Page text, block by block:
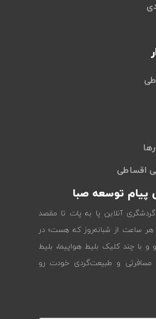
اقساطی
پیام توسعه صبا
آنلاین پا به پات تا مقصد
هر ساعت از شبانه‌روز که هست؛ در
با چند کلیک بلیط هواپیما، بلیط
مسافرتی و طبیعت‌گردی خودت رو